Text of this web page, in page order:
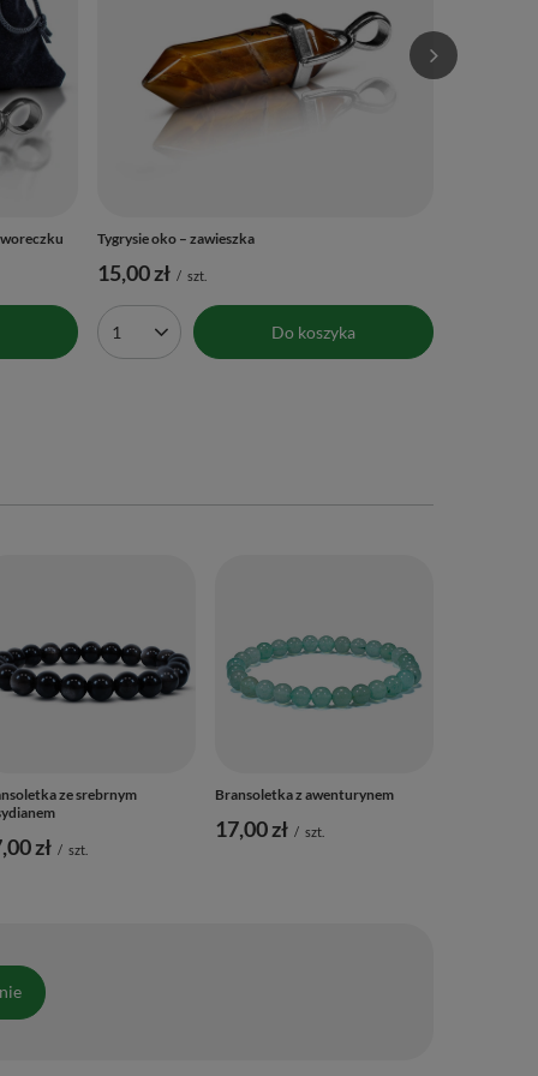
Tygrysie oko – zawieszka
15,00 zł / szt.
Ilość produktów Do koszyka
ze srebrnym
zł / szt.
Bransoletka z awenturynem
17,00 zł / szt.